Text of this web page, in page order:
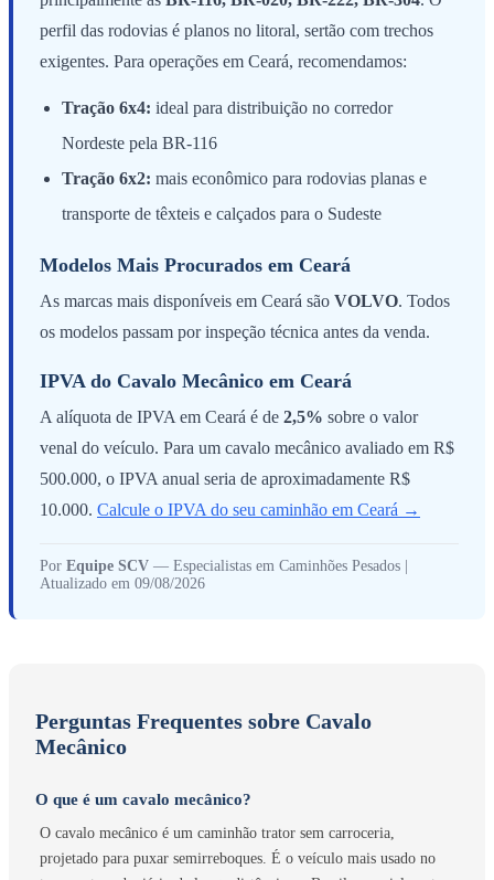
perfil das rodovias é planos no litoral, sertão com trechos
exigentes. Para operações em Ceará, recomendamos:
Tração 6x4: ideal para distribuição no corredor
Nordeste pela BR-116
Tração 6x2: mais econômico para rodovias planas e
transporte de têxteis e calçados para o Sudeste
Modelos Mais Procurados em Ceará
As marcas mais disponíveis em Ceará são VOLVO. Todos
os modelos passam por inspeção técnica antes da venda.
IPVA do Cavalo Mecânico em Ceará
A alíquota de IPVA em Ceará é de 2,5% sobre o valor
venal do veículo. Para um cavalo mecânico avaliado em R$
500.000, o IPVA anual seria de aproximadamente R$
10.000. Calcule o IPVA do seu caminhão em Ceará →
Por Equipe SCV — Especialistas em Caminhões Pesados |
Atualizado em 09/08/2026
Perguntas Frequentes sobre Cavalo
Mecânico
O que é um cavalo mecânico?
O cavalo mecânico é um caminhão trator sem carroceria,
projetado para puxar semirreboques. É o veículo mais usado no